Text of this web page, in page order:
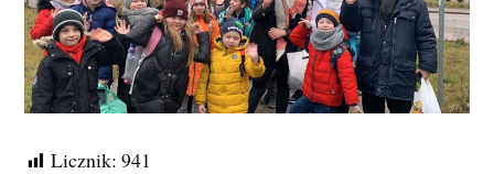
Licznik: 941